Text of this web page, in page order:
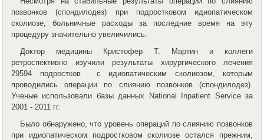
позвонков (спондилодез) при подростковом идиопатическом
сколиозе, больничные расходы за последние время на эту
процедуру значительно увеличились.
Доктор медицины Кристофер Т. Мартин и коллеги
ретроспективно изучили результаты хирургического лечения
29594 подростков с идиопатическим сколиозом, которым
проводились операции по слиянию позвонков (спондилодез).
Ученые использовали базы данных National Inpatient Service за
2001 - 2011 гг.
Было обнаружено, что уровень операций по слиянию позвонков
при идиопатическом подростковом сколиозе остался прежним,